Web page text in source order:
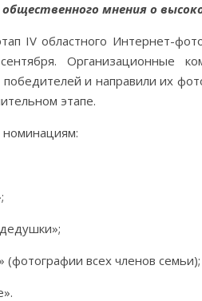
общественного мнения о
IV областного Интернет-
Организационные
и направили их
этапе.
номинациям:
всех членов семьи);